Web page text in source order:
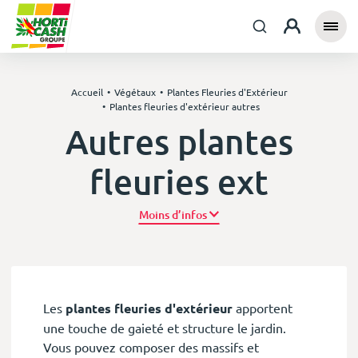
Accueil Végétaux
Plantes Fleuries d'Extérieur
Plantes fleuries d'extérieur autres
Autres plantes
fleuries ext
Plus d’infos
Les plantes fleuries d'extérieur apportent
une touche de gaieté et structure le jardin.
Vous pouvez composer des massifs et